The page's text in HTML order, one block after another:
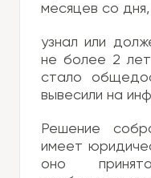
месяцев со
узнал или
не более 2
стало
вывесили на
Решение
имеет
оно